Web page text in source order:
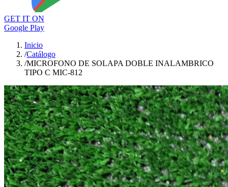
GET IT ON
Google Play
Inicio
/Catálogo
/MICROFONO DE SOLAPA DOBLE INALAMBRICO
TIPO C MIC-812